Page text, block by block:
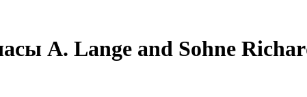
A. Lange and Sohne